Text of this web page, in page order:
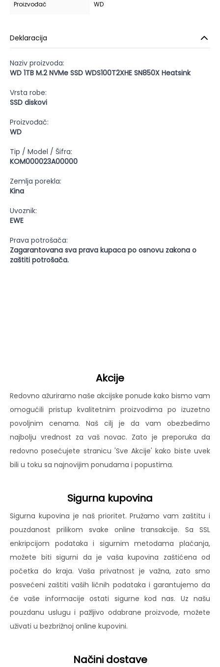
Proizvođač WD
Deklaracija
Naziv proizvoda:
WD 1TB M.2 NVMe SSD WDS100T2XHE SN850X Heatsink
Vrsta robe:
SSD diskovi
Proizvođač:
WD
Tip / Model / Šifra:
KOM000023A00000
Zemlja porekla:
Kina
Uvoznik:
EWE
Prava potrošača:
Zagarantovana sva prava kupaca po osnovu zakona o
zaštiti potrošača.
Akcije
Redovno ažuriramo naše akcijske ponude kako bismo vam
omogućili pristup kvalitetnim proizvodima po izuzetno
povoljnim cenama. Naš cilj je da vam obezbedimo
najbolju vrednost za vaš novac. Zato je preporuka da
redovno posećujete stranicu 'Sve Akcije' kako biste uvek
bili u toku sa najnovijim ponudama i popustima.
Sigurna kupovina
Sigurna kupovina je naš prioritet. Pružamo vam zaštitu i
pouzdanost prilikom svake online transakcije. Sa SSL
enkripcijom podataka i sigurnim metodama plaćanja,
možete biti sigurni da je vaša kupovina zaštićena od
početka do kraja. Vaša privatnost je važna, zato smo
posvećeni zaštiti vaših ličnih podataka i garantujemo da
će vaše informacije ostati sigurne kod nas. Uz našu
pouzdanu uslugu i pažljivo odabrane proizvode, možete
uživati u bezbrižnoj online kupovini.
Načini dostave